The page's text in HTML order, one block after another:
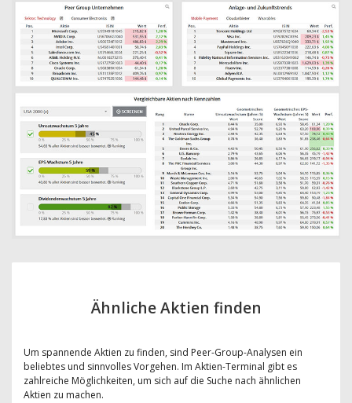
Ähnliche Aktien finden
Um spannende Aktien zu finden, sind Peer-Group-Analysen ein
beliebtes und sinnvolles Vorgehen. Im Aktien-Terminal gibt es
zahlreiche Möglichkeiten, um sich auf die Suche nach ähnlichen
Aktien zu machen.